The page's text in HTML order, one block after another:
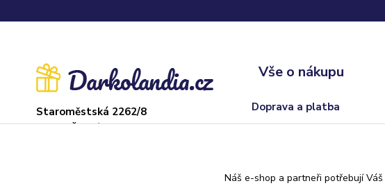
Staroměstská 2262/8
37004 České Budějovice
Vše o nákupu
Doprava a platba
Náš e-shop a partneři potřebují Váš